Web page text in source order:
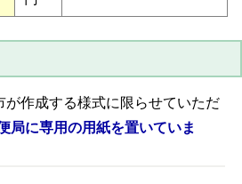
が作成する様式に限らせていただ
局に専用の用紙を置いていま